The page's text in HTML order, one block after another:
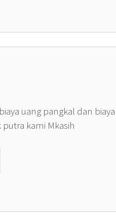
uang pangkal dan
kami Mkasih